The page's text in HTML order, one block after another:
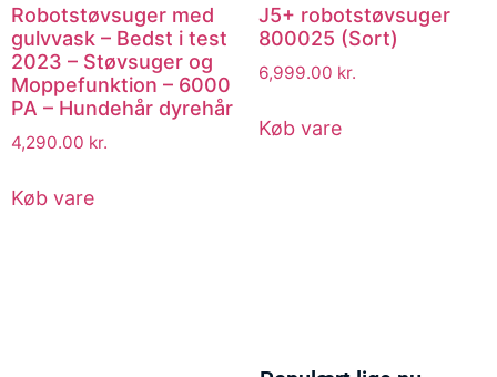
Robotstøvsuger med
gulvvask – Bedst i test
2023 – Støvsuger og
Moppefunktion – 6000
PA – Hundehår dyrehår
4,290.00 kr.
Køb vare
J5+ robotstøvsuger
800025 (Sort)
6,999.00 kr.
Køb vare